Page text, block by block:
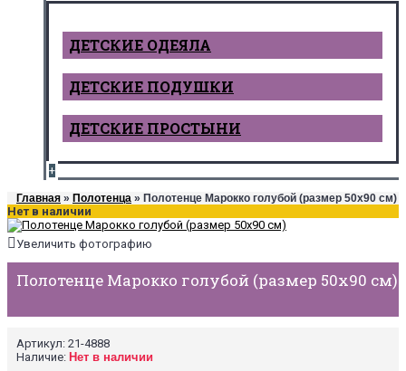
ДЕТCКИЕ ОДЕЯЛА
ДЕТСКИЕ ПОДУШКИ
ДЕТСКИЕ ПРОСТЫНИ
+
Главная » Полотенца » Полотенце Марокко голубой (размер 50х90 см)
Нет в наличии
Увеличить фотографию
Полотенце Марокко голубой (размер 50х90 см)
Артикул: 21-4888
Наличие: Нет в наличии